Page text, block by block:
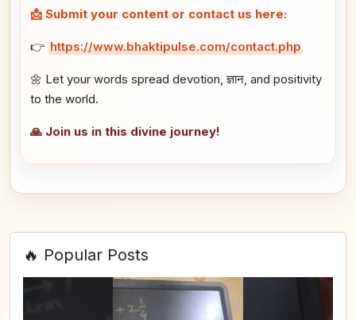
📩 Submit your content or contact us here:
👉 https://www.bhaktipulse.com/contact.php
🌼 Let your words spread devotion, ज्ञान, and positivity
to the world.
🙏 Join us in this divine journey!
🔥 Popular Posts